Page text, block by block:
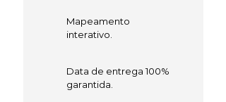
Mapeamento
interativo.
Data de entrega 100%
garantida.